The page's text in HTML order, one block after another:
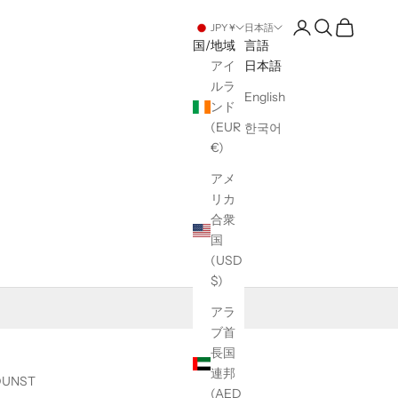
JPY ¥
国/地域
アイ
ルラ
ンド
(EUR
€)
アメ
リカ
合衆
国
(USD
$)
アラ
ブ首
長国
連邦
(AED
日本語
言語
日本語
English
한국어
アカウントページ
検索を開く
カートを